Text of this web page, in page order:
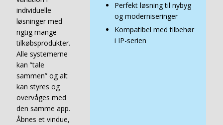
individuelle
løsninger med
rigtig mange
tilkøbsprodukter.
Alle systemerne
kan ”tale
sammen” og alt
kan styres og
overvåges med
den samme app.
Åbnes et vindue,
Perfekt løsning til nybyg
og moderniseringer
Kompatibel med tilbehør
i IP-serien